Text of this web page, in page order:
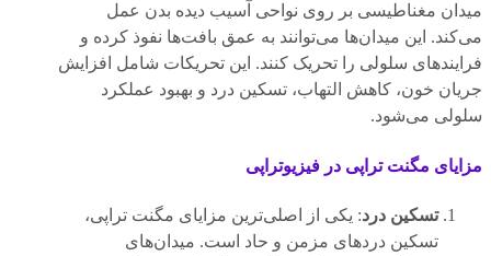
میدان مغناطیسی بر روی نواحی آسیب دیده بدن عمل
می‌کند. این میدان‌ها می‌توانند به عمق بافت‌ها نفوذ کرده و
فرایندهای سلولی را تحریک کنند. این تحریکات شامل افزایش
جریان خون، کاهش التهاب، تسکین درد و بهبود عملکرد
سلولی می‌شود.
مزایای مگنت تراپی در فیزیوتراپی
تسکین درد: یکی از اصلی‌ترین مزایای مگنت تراپی،
تسکین دردهای مزمن و حاد است. میدان‌های